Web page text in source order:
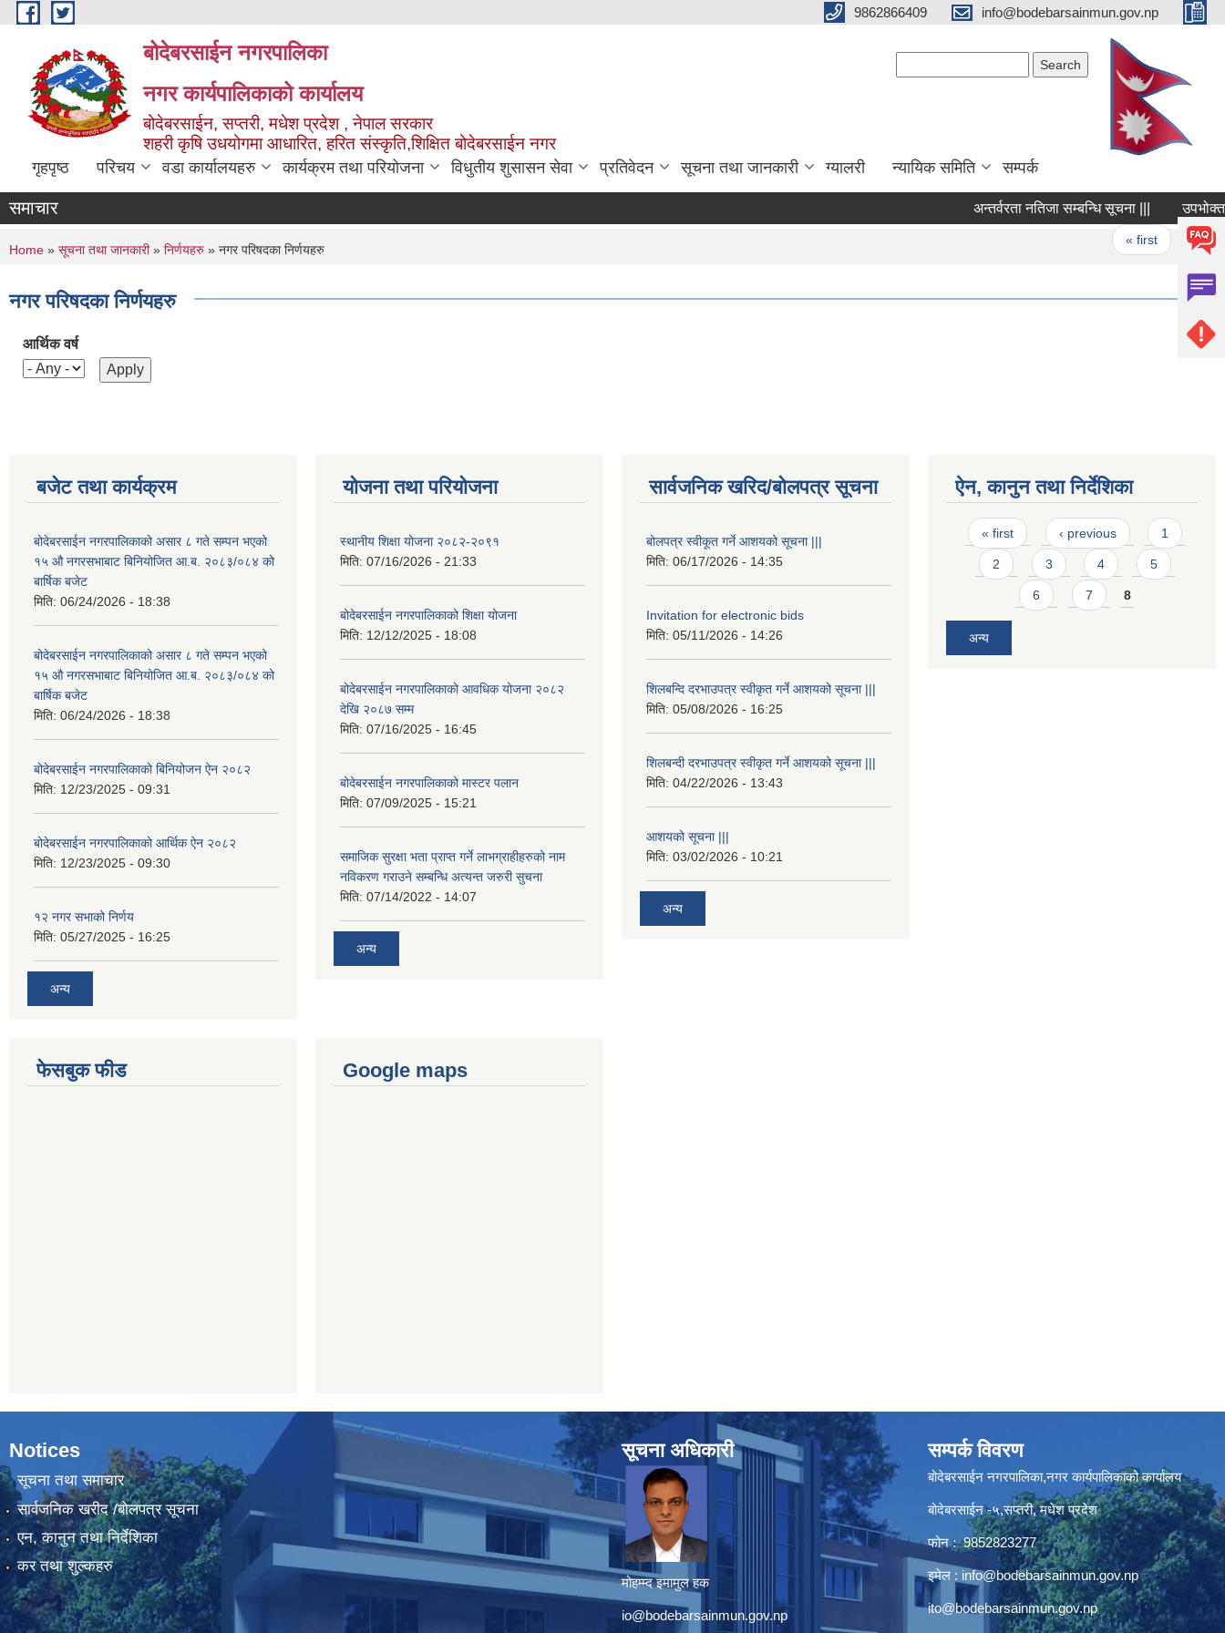
Skip to main content 9862866409 info@bodebarsainmun.gov.np
बोदेबरसाईन नगरपालिका
नगर कार्यपालिकाको कार्यालय
बोदेबरसाईन, सप्तरी, मधेश प्रदेश , नेपाल सरकार
शहरी कृषि उधयोगमा आधारित, हरित संस्कृति,शिक्षित बोदेबरसाईन नगर
गृहपृष्ठ परिचय वडा कार्यालयहरु कार्यक्रम तथा परियोजना विधुतीय शुसासन सेवा प्रतिवेदन सूचना तथा जानकारी ग्यालरी न्यायिक समिति सम्पर्क
समाचार अन्तर्वरता नतिजा सम्बन्धि सूचना ||| उपभोक्ता
« first ‹
You are here
Home » सूचना तथा जानकारी» निर्णयहरु » नगर परिषदका निर्णयहरु
नगर परिषदका निर्णयहरु
आर्थिक वर्ष
बजेट तथा कार्यक्रम
बोदेबरसाईन नगरपालिकाको असार ८ गते सम्पन भएको
१५ ‍‍‍औ नगरसभाबाट बिनियोजित आ.ब. २०८३/०८४ को
बार्षिक बजेट
मिति: 06/24/2026 - 18:38
बोदेबरसाईन नगरपालिकाको असार ८ गते सम्पन भएको
१५ ‍‍‍औ नगरसभाबाट बिनियोजित आ.ब. २०८३/०८४ को
बार्षिक बजेट
मिति: 06/24/2026 - 18:38
बोदेबरसाईन नगरपालिकाको बिनियोजन ऐन २०८२
मिति: 12/23/2025 - 09:31
बोदेबरसाईन नगरपालिकाको आर्थिक ऐन २०८२
मिति: 12/23/2025 - 09:30
१२ नगर सभाको निर्णय
मिति: 05/27/2025 - 16:25
अन्य
योजना तथा परियोजना
स्थानीय शिक्षा योजना २०८२-२०९१
मिति: 07/16/2026 - 21:33
बोदेबरसाईन नगरपालिकाको शिक्षा योजना
मिति: 12/12/2025 - 18:08
बोदेबरसाईन नगरपालिकाको आवधिक योजना २०८२
देखि २०८७ सम्म
मिति: 07/16/2025 - 16:45
बोदेबरसाईन नगरपालिकाको मास्टर पलान
मिति: 07/09/2025 - 15:21
समाजिक सुरक्षा भता प्राप्त गर्ने लाभग्राहीहरुको नाम
नविकरण गराउने सम्बन्धि अत्यन्त जरुरी सुचना
मिति: 07/14/2022 - 14:07
अन्य
सार्वजनिक खरिद/बोलपत्र सूचना
बोलपत्र स्वीकूत गर्ने आशयको सूचना |||
मिति: 06/17/2026 - 14:35
Invitation for electronic bids
मिति: 05/11/2026 - 14:26
शिलबन्दि दरभाउपत्र स्वीकृत गर्ने आशयको सूचना |||
मिति: 05/08/2026 - 16:25
शिलबन्दी दरभाउपत्र स्वीकृत गर्ने आशयको सूचना |||
मिति: 04/22/2026 - 13:43
आशयको सूचना |||
मिति: 03/02/2026 - 10:21
अन्य
ऐन, कानुन तथा निर्देशिका
Pages
« first ‹ previous 1
2 3 4 5
6 7 8
अन्य
फेसबुक फीड Google maps
Notices
सूचना तथा समाचार
सार्वजनिक खरीद /बोलपत्र सूचना
एन, कानुन तथा निर्देशिका
कर तथा शुल्कहरु
सूचना अधिकारी
मोहम्म्द इमामुल हक
io@bodebarsainmun.gov.np
सम्पर्क विवरण
बोदेबरसाईन नगरपालिका,नगर कार्यपालिकाको कार्यालय
बोदेबरसाईन -५,सप्तरी, मधेश प्रदेश
फोन : 9852823277
इमेल : info@bodebarsainmun.gov.np
ito@bodebarsainmun.gov.np